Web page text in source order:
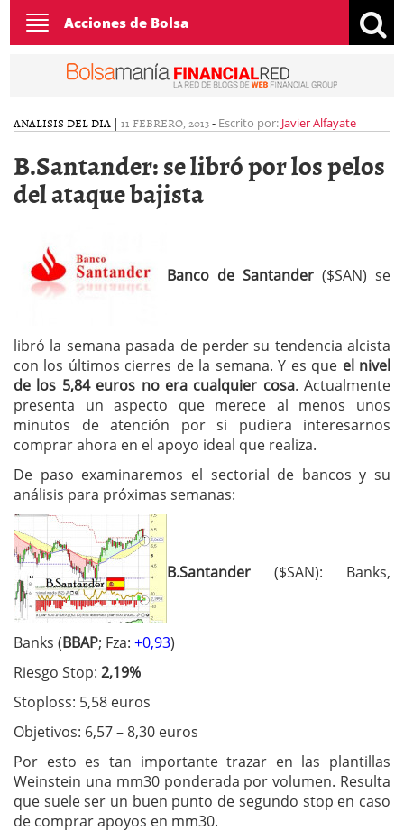
Toggle
navigation
Acciones de Bolsa
ANALISIS DEL DIA | 11 FEBRERO, 2013- Escrito por: Javier Alfayate
B.Santander: se libró por los pelos
del ataque bajista
Banco de Santander ($SAN) se
libró la semana pasada de perder su tendencia alcista
con los últimos cierres de la semana. Y es que el nivel
de los 5,84 euros no era cualquier cosa. Actualmente
presenta un aspecto que merece al menos unos
minutos de atención por si pudiera interesarnos
comprar ahora en el apoyo ideal que realiza.
De paso examinaremos el sectorial de bancos y su
análisis para próximas semanas:
B.Santander ($SAN): Banks,
Banks (BBAP; Fza: +0,93)
Riesgo Stop: 2,19%
Stoploss: 5,58 euros
Objetivos: 6,57 – 8,30 euros
Por esto es tan importante trazar en las plantillas
Weinstein una mm30 ponderada por volumen. Resulta
que suele ser un buen punto de segundo stop en caso
de comprar apoyos en mm30.